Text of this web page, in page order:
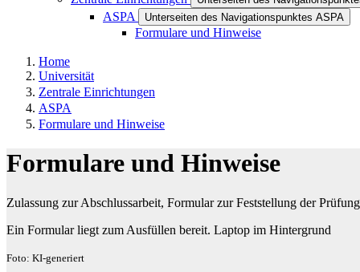
ASPA Unterseiten des Navigationspunktes ASPA
Formulare und Hinweise
Home
Universität
Zentrale Einrichtungen
ASPA
Formulare und Hinweise
Formulare und Hinweise
Zulassung zur Abschlussarbeit, Formular zur Feststellung der
Ein Formular liegt zum Ausfüllen bereit. Laptop im Hintergrund
Foto: KI-generiert